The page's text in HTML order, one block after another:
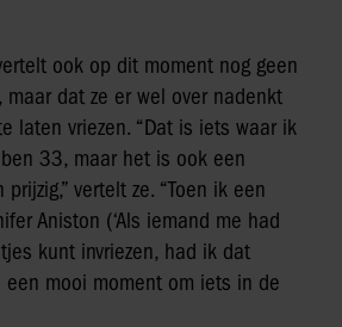
ook op dit moment nog geen
dat ze er wel over nadenkt
laten vriezen. “Dat is iets waar ik
33, maar het is ook een
vertelt ze. “Toen ik een
Aniston (‘Als iemand me had
kunt invriezen, had ik dat
een mooi moment om iets in de